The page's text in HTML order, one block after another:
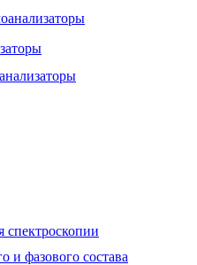
спектроскопии
и фазового состава